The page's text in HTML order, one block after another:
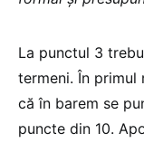
La punctul 3
termeni. În
că în barem se
puncte din 10.